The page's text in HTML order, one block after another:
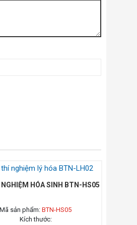
NGHIỆM HÓA SINH BTN-HS05
Mã sản phẩm: BTN-HS05
Kích thước: